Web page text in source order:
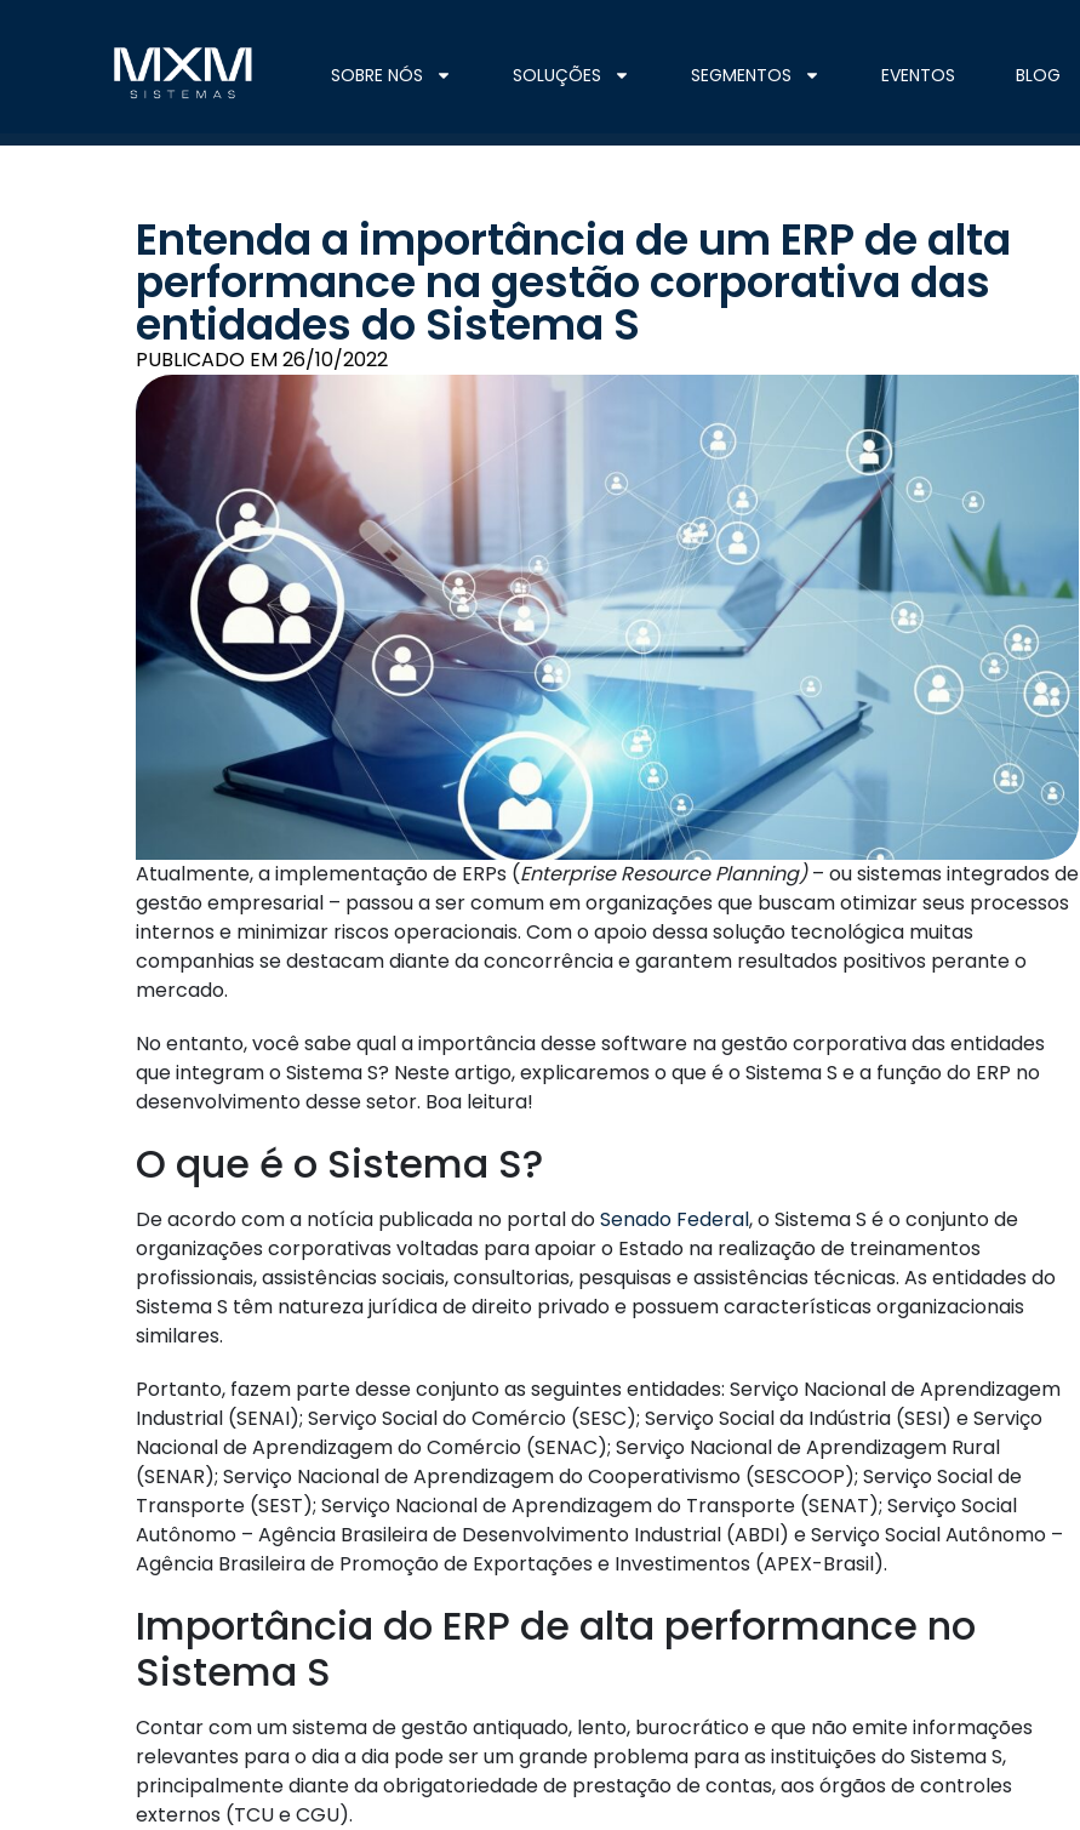
SOBRE NÓS SOLUÇÕES SEGMENTOS EVENTOS BLOG
Entenda a importância de um ERP de alta
performance na gestão corporativa das
entidades do Sistema S
PUBLICADO EM26/10/2022
Atualmente, a implementação de ERPs (Enterprise Resource Planning)– ou sistemas integrados de
gestão empresarial – passou a ser comum em organizações que buscam otimizar seus processos
internos e minimizar riscos operacionais. Com o apoio dessa solução tecnológica muitas
companhias se destacam diante da concorrência e garantem resultados positivos perante o
mercado.
No entanto, você sabe qual a importância desse software na gestão corporativa das entidades
que integram o Sistema S? Neste artigo, explicaremos o que é o Sistema S e a função do ERP no
desenvolvimento desse setor. Boa leitura!
O que é o Sistema S?
De acordo com a notícia publicada no portal doSenado Federal, o Sistema S é o conjunto de
organizações corporativas voltadas para apoiar o Estado na realização de treinamentos
profissionais, assistências sociais, consultorias, pesquisas e assistências técnicas. As entidades do
Sistema S têm natureza jurídica de direito privado e possuem características organizacionais
similares.
Portanto, fazem parte desse conjunto as seguintes entidades: Serviço Nacional de Aprendizagem
Industrial (SENAI); Serviço Social do Comércio (SESC); Serviço Social da Indústria (SESI) e Serviço
Nacional de Aprendizagem do Comércio (SENAC); Serviço Nacional de Aprendizagem Rural
(SENAR); Serviço Nacional de Aprendizagem do Cooperativismo (SESCOOP); Serviço Social de
Transporte (SEST); Serviço Nacional de Aprendizagem do Transporte (SENAT); Serviço Social
Autônomo – Agência Brasileira de Desenvolvimento Industrial (ABDI) e Serviço Social Autônomo –
Agência Brasileira de Promoção de Exportações e Investimentos (APEX-Brasil).
Importância do ERP de alta performance no
Sistema S
Contar com um sistema de gestão antiquado, lento, burocrático e que não emite informações
relevantes para o dia a dia pode ser um grande problema para as instituições do Sistema S,
principalmente diante da obrigatoriedade de prestação de contas, aos órgãos de controles
externos (TCU e CGU).